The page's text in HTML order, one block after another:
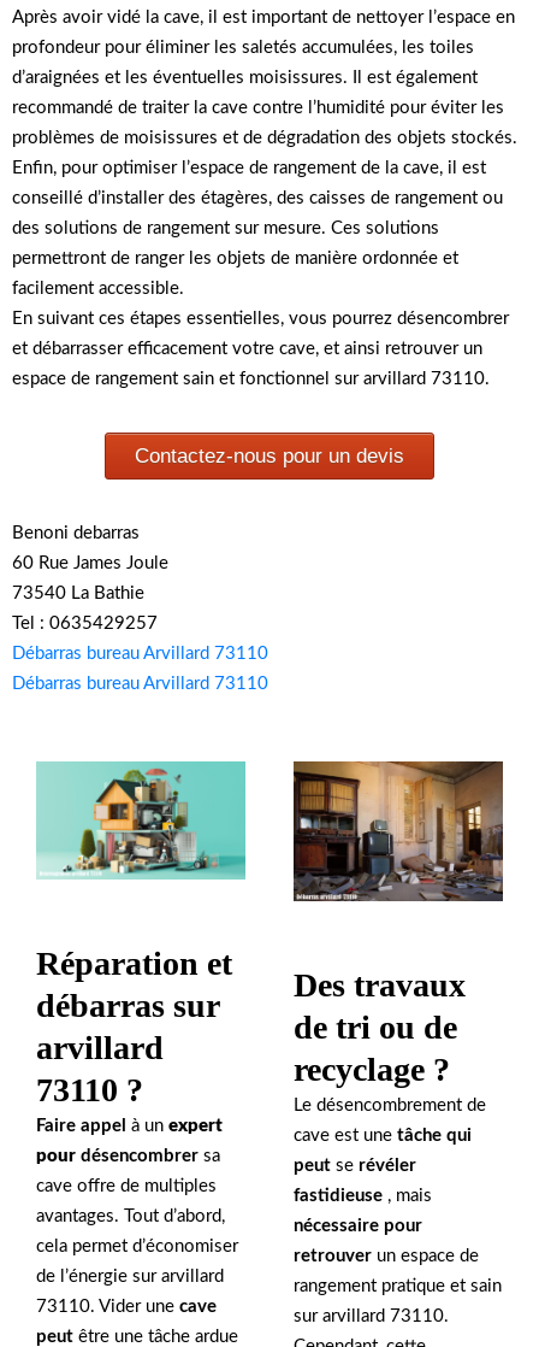
Après avoir vidé la cave, il est important de nettoyer l’espace en
profondeur pour éliminer les saletés accumulées, les toiles
d’araignées et les éventuelles moisissures. Il est également
recommandé de traiter la cave contre l’humidité pour éviter les
problèmes de moisissures et de dégradation des objets stockés.
Enfin, pour optimiser l’espace de rangement de la cave, il est
conseillé d’installer des étagères, des caisses de rangement ou
des solutions de rangement sur mesure. Ces solutions
permettront de ranger les objets de manière ordonnée et
facilement accessible.
En suivant ces étapes essentielles, vous pourrez désencombrer
et débarrasser efficacement votre cave, et ainsi retrouver un
espace de rangement sain et fonctionnel sur arvillard 73110.
Contactez-nous pour un devis
Benoni debarras
60 Rue James Joule
73540 La Bathie
Tel : 0635429257
Débarras bureau Arvillard 73110
Débarras bureau Arvillard 73110
Réparation et
débarras sur
arvillard
73110 ?
Faire appel à un expert
pour désencombrer sa
cave offre de multiples
avantages. Tout d’abord,
cela permet d’économiser
de l’énergie sur arvillard
73110. Vider une cave
peut être une tâche ardue
Des travaux
de tri ou de
recyclage ?
Le désencombrement de
cave est une tâche qui
peut se révéler
fastidieuse , mais
nécessaire pour
retrouver un espace de
rangement pratique et sain
sur arvillard 73110.